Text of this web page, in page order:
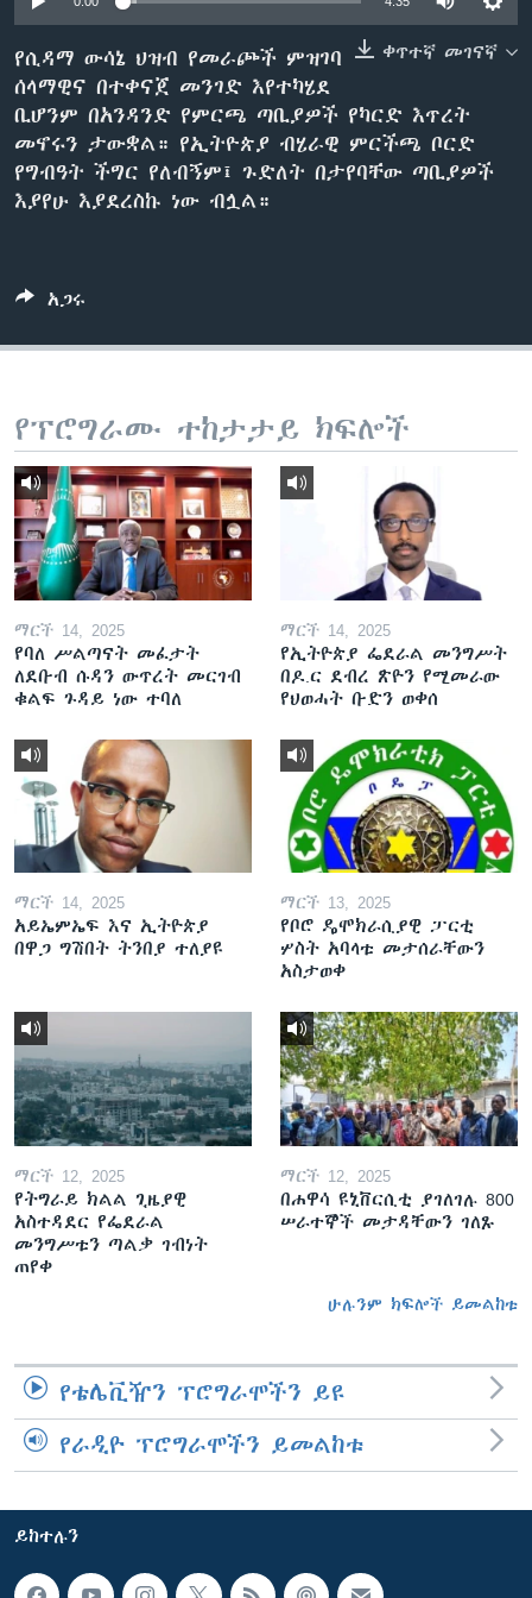
ቋንቋዎች
ቀጥተኛ መገናኛ
የሲዳማ ውሳኔ ህዝብ የመራጮች ምዝገባ
ሰላማዊና በተቀናጀ መንገድ እየተካሄደ
ቢሆንም በአንዳንድ የምርጫ ጣቢያዎች የካርድ እጥረት
መኖሩን ታውቋል። የኢትዮጵያ ብሄራዊ ምርችጫ ቦርድ
የግብዓት ችግር የለብኝም፤ ጉድለት በታየባቸው ጣቢያዎች
እያየሁ እያደረስኩ ነው ብሏል።
አጋሩ
የፕሮግራሙ ተከታታይ ክፍሎች
ማርች 14, 2025
የባለ ሥልጣናት መፈታት
ለደቡብ ሱዳን ውጥረት መርገብ
ቁልፍ ጉዳይ ነው ተባለ
ማርች 14, 2025
የኢትዮጵያ ፌደራል መንግሥት
በዶ.ር ደብረ ጽዮን የሚመራው
የህወሓት ቡድን ወቀሰ
ማርች 14, 2025
አይኤምኤፍ እና ኢትዮጵያ
በዋጋ ግሽበት ትንበያ ተለያዩ
ማርች 13, 2025
የቦሮ ዴሞክራሲያዊ ፓርቲ
ሦስት አባላቱ መታሰራቸውን
አስታወቀ
ማርች 12, 2025
የትግራይ ክልል ጊዜያዊ
አስተዳደር የፌደራል
መንግሥቱን ጣልቃ ገብነት
ጠየቀ
ማርች 12, 2025
በሐዋሳ ዩኒቨርሲቲ ያገለገሉ 800
ሠራተኞች መታዳቸውን ገለጹ
ሁሉንም ክፍሎች ይመልከቱ
የቴሌቪዥን ፕሮግራሞችን ይዩ
የራዲዮ ፕሮግራሞችን ይመልከቱ
ይከተሉን